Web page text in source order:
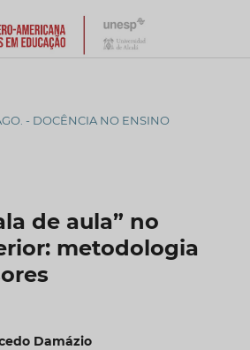
- DOCÊNCIA NO ENSINO
de aula” no
metodologia
Damázio